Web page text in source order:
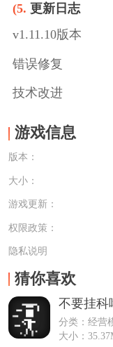
(5. 更新日志
v1.11.10版本
错误修复
技术改进
游戏信息
版本：
大小：
游戏更新：
权限政策：
隐私说明
猜你喜欢
分类：经营
大小：